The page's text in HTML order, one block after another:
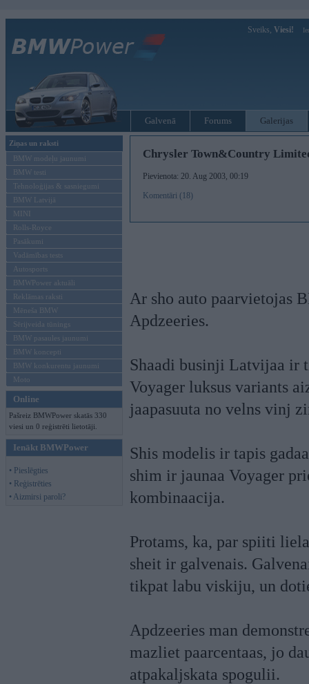
Sveiks, Viesi!
Galvenā Forums Galerijas
Ziņas un raksti
BMW modeļu jaunumi
BMW testi
Tehnoloģijas & sasniegumi
BMW Latvijā
MINI
Rolls-Royce
Pasākumi
Vadāmības tests
Autosports
BMWPower aktuāli
Reklāmas raksti
Mēneša BMW
Sērijveida tūnings
BMW pasaules jaunumi
BMW koncepti
BMW konkurentu jaunumi
Moto
Online
Pašreiz BMWPower skatās 330
viesi un 0 reģistrēti lietotāji.
Ienākt BMWPower
• Pieslēgties
• Reģistrēties
• Aizmirsi paroli?
Chrysler Town&Country
Pievienota: 20. Aug 2003, 00:19
Komentāri (18)
Ar sho auto paarvietojas
Apdzeeries.
Shaadi businji Latvijaa ir
Voyager luksus variants
jaapasuuta no velns vinj
Shis modelis ir tapis
shim ir jaunaa Voyager
kombinaacija.
Protams, ka, par spiiti
sheit ir galvenais.
tikpat labu viskiju, un
Apdzeeries man
mazliet paarcentaas, jo
atpakaljskata spogulii.